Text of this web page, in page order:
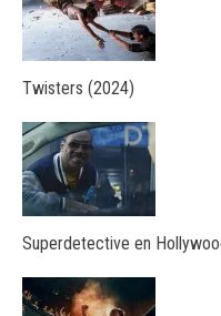
Twisters (2024)
Superdetective en